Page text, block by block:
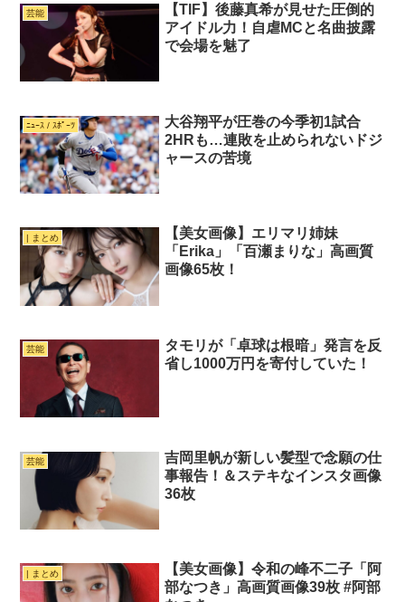
芸能
【TIF】後藤真希が見せた圧倒的
アイドル力！自虐MCと名曲披露
で会場を魅了
ﾆｭｰｽ / ｽﾎﾟｰﾂ
大谷翔平が圧巻の今季初1試合
2HRも…連敗を止められないドジ
ャースの苦境
| まとめ
【美女画像】エリマリ姉妹
「Erika」「百瀬まりな」高画質
画像65枚！
芸能
タモリが「卓球は根暗」発言を反
省し1000万円を寄付していた！
芸能
吉岡里帆が新しい髪型で念願の仕
事報告！＆ステキなインスタ画像
36枚
| まとめ
【美女画像】令和の峰不二子「阿
部なつき」高画質画像39枚 #阿部